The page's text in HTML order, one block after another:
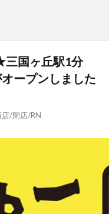
三国ヶ丘駅1分
オープンしました
店/閉店/RN